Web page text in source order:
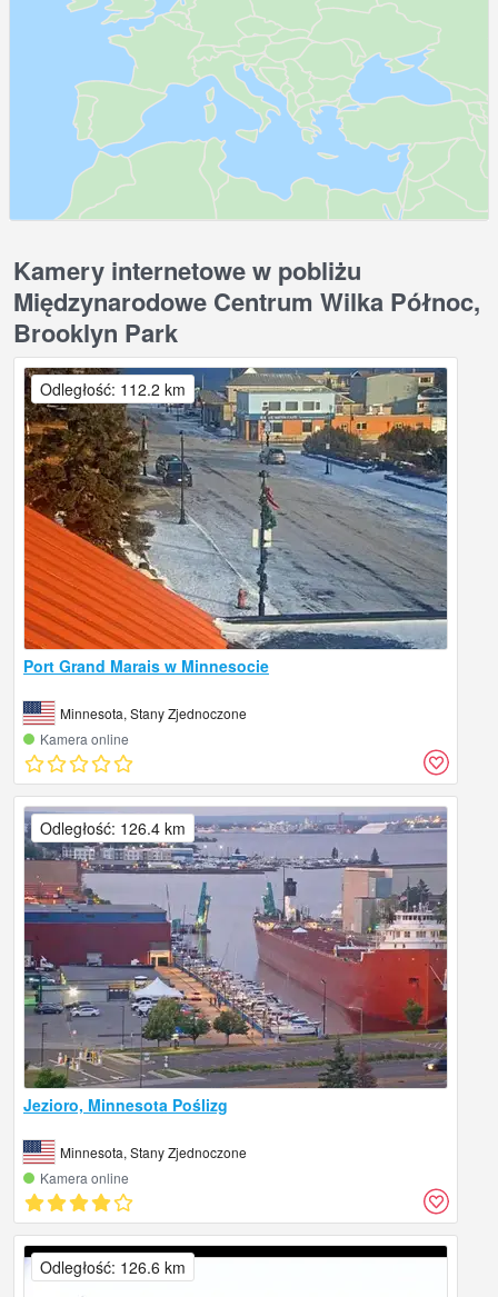
Kamery internetowe w pobliżu
Międzynarodowe Centrum Wilka Północ,
Brooklyn Park
Port Grand Marais w Minnesocie
Minnesota, Stany Zjednoczone
Kamera online
Odległość: 112.2 km
Jezioro, Minnesota Poślizg
Minnesota, Stany Zjednoczone
Kamera online
Odległość: 126.4 km
Odległość: 126.6 km